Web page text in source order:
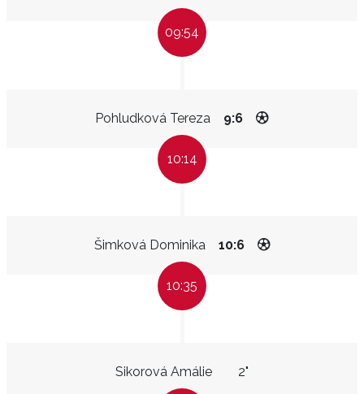
09:54
Pohludková Tereza 9:6
10:14
Šimková Dominika 10:6
10:35
Sikorová Amálie 2"